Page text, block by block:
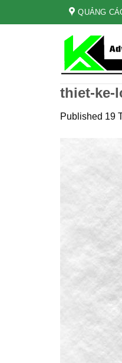
QUẢNG
thiet-ke-
Published 19